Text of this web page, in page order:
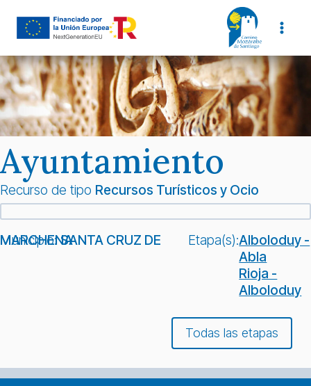
Ayuntamiento
Recurso de tipo Recursos Turísticos y Ocio
Municipio:
SANTA CRUZ DE MARCHENA Etapa(s):Alboloduy -
Abla
Rioja -
Alboloduy
Todas las etapas